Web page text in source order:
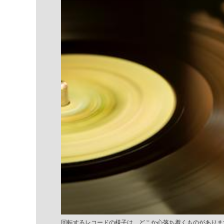
回転するレコードの様子は、どこか心落ち着くものがあり